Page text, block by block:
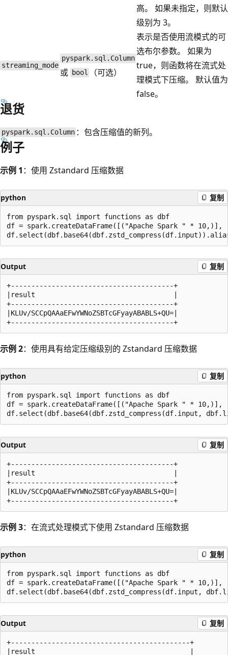
高。 如果未指定，则默认
级别为 3。
streaming_mode
pyspark.sql.Column
或 bool （可选）
表示是否使用流模式的可
选布尔参数。 如果为
true，则函数将在流式处
理模式下压缩。 默认值为
false。
退货
pyspark.sql.Column ：包含压缩值的新列。
例子
示例 1 ：使用 Zstandard 压缩数据
python 复制
from pyspark.sql import functions as dbf
df = spark.createDataFrame([("Apache Spark " *
Output 复制
+----------------------------------------+
|result                                  |
+----------------------------------------+
|KLUv/SCCpQAAaEFwYWNoZSBTcGFyayABABLS+QU=|
示例 2：使用具有给定压缩级别的 Zstandard 压缩数据
python 复制
from pyspark.sql import functions as dbf
df = spark.createDataFrame([("Apache Spark " *
Output 复制
+----------------------------------------+
|result                                  |
+----------------------------------------+
|KLUv/SCCpQAAaEFwYWNoZSBTcGFyayABABLS+QU=|
示例 3：在流式处理模式下使用 Zstandard 压缩数据
python 复制
from pyspark.sql import functions as dbf
df = spark.createDataFrame([("Apache Spark " *
Output 复制
+--------------------------------------------+
|result                                      |